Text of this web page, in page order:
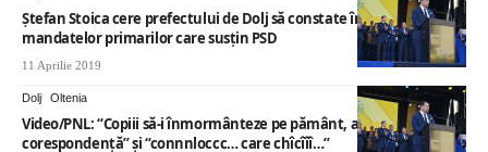
Ştefan Stoica cere prefectului de Dolj să constate încetarea
mandatelor primarilor care susţin PSD
11 Aprilie 2019
Dolj Oltenia
Video/PNL: “Copiii să-i înmormânteze pe pământ, aici, și nu prin
corespondență” şi “connnloccc… care chîcîîî…”